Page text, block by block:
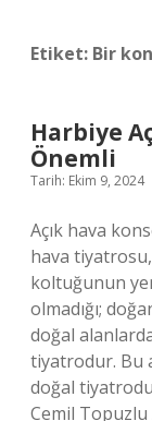
Etiket: Bir
Harbiye
Önemli
Tarih: Ekim 9, 2024
Açık hava
hava
koltuğunun
olmadığı;
doğal
tiyatrodur. Bu
doğal
Cemil Topuzlu